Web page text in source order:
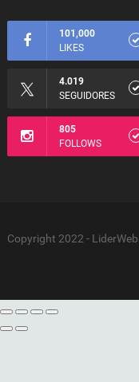
101,000
LIKES
4.019
SEGUIDORES
805
FOLLOWS
Copyright 2022 -